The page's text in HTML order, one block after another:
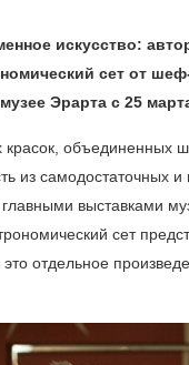
искусство:
сет от
Эрарта с 25
объединенных
из самодостаточных
выставками
сет